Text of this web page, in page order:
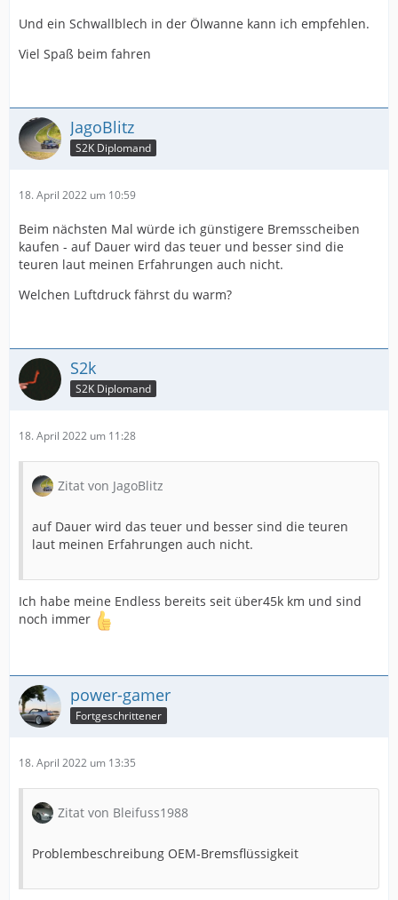
Und ein Schwallblech in der Ölwanne kann ich empfehlen.
Viel Spaß beim fahren
JagoBlitz
S2K Diplomand
18. April 2022 um 10:59
Beim nächsten Mal würde ich günstigere Bremsscheiben
kaufen - auf Dauer wird das teuer und besser sind die
teuren laut meinen Erfahrungen auch nicht.
Welchen Luftdruck fährst du warm?
S2k
S2K Diplomand
18. April 2022 um 11:28
Zitat von JagoBlitz
auf Dauer wird das teuer und besser sind die teuren
laut meinen Erfahrungen auch nicht.
Ich habe meine Endless bereits seit über45k km und sind
noch immer
power-gamer
Fortgeschrittener
18. April 2022 um 13:35
Zitat von Bleifuss1988
Problembeschreibung OEM-Bremsflüssigkeit